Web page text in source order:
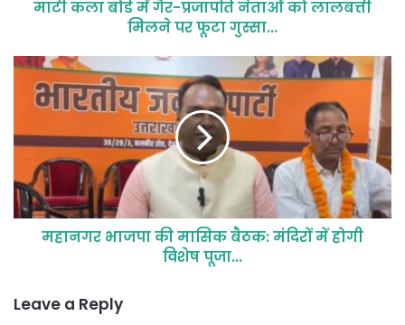
माटी कला बोर्ड में गैर-प्रजापति नेताओं को लालबत्ती
मिलने पर फूटा गुस्सा...
महानगर भाजपा की मासिक बैठक: मंदिरों में होगी
विशेष पूजा...
Leave a Reply